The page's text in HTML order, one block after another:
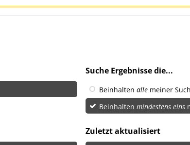
Suche Ergebnisse die...
Beinhaltenalle meiner
Beinhaltenmindestens eins
Zuletzt aktualisiert